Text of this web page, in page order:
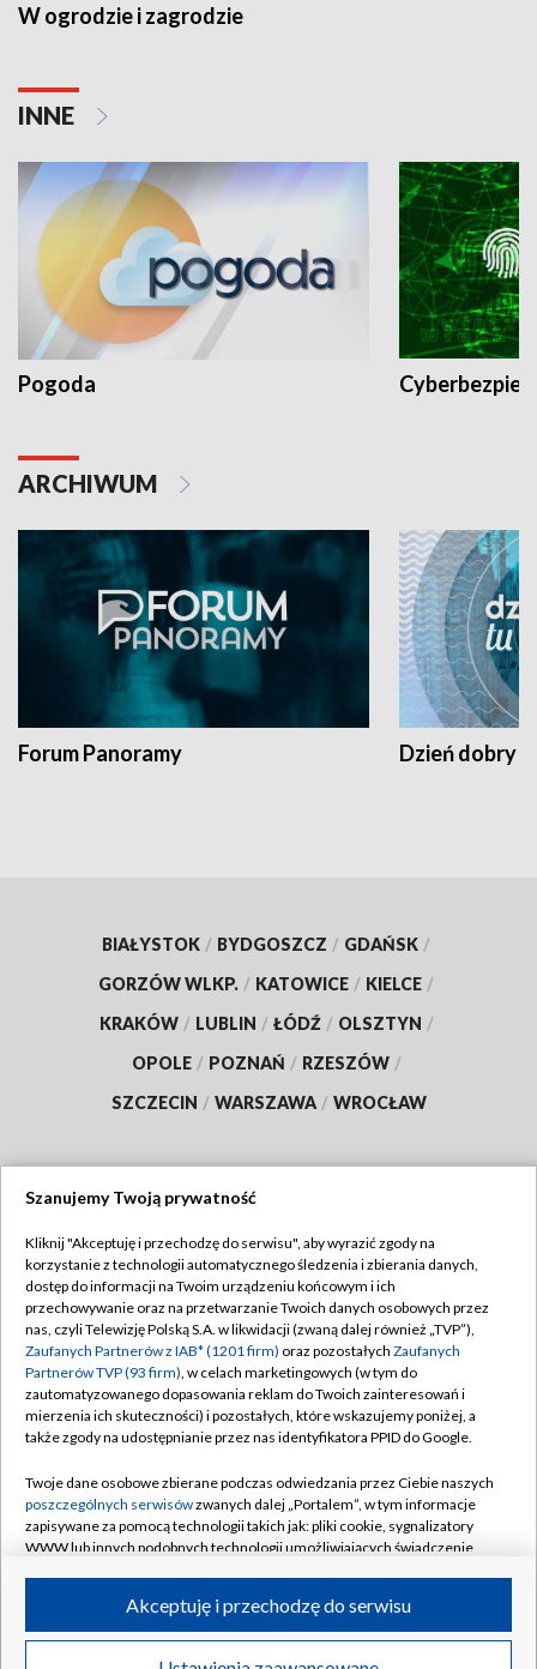
W ogrodzie i zagrodzie
INNE
Pogoda
ARCHIWUM
Forum Panoramy Dzień dobry
BIAŁYSTOK / BYDGOSZCZ / GDAŃSK /
GORZÓW WLKP. / KATOWICE / KIELCE /
KRAKÓW / LUBLIN / ŁÓDŹ / OLSZTYN /
OPOLE / POZNAŃ / RZESZÓW /
SZCZECIN / WARSZAWA / WROCŁAW
TVP
Abonament TVP
Emisja w TVP
Centrum informacji TVP
Naziemna Telewizja Cyfrowa
Rada Programowa
System NOS
Informacje o nadawcy
Program dla prasy
Regulamin TVP
Polityka prywatności
Moje zgody
Pomoc
Kontakt
Kanały
©2026 Telewizja Polska S.A. w likwidacji
Szanujemy Twoją prywatność
Kliknij "Akceptuję i przechodzę do serwisu", aby wyrazić zgody na
korzystanie z technologii automatycznego śledzenia i zbierania danych,
dostęp do informacji na Twoim urządzeniu końcowym i ich
przechowywanie oraz na przetwarzanie Twoich danych osobowych przez
nas, czyli Telewizję Polską S.A. w likwidacji (zwaną dalej również „TVP”),
Zaufanych Partnerów z IAB* (1201 firm) oraz pozostałych Zaufanych
Partnerów TVP (93 firm), w celach marketingowych (w tym do
zautomatyzowanego dopasowania reklam do Twoich zainteresowań i
mierzenia ich skuteczności) i pozostałych, które wskazujemy poniżej, a
także zgody na udostępnianie przez nas identyfikatora PPID do Google.
Twoje dane osobowe zbierane podczas odwiedzania przez Ciebie naszych
poszczególnych serwisówzwanych dalej „Portalem”, w tym informacje
zapisywane za pomocą technologii takich jak: pliki cookie, sygnalizatory
WWW lub innych podobnych technologii umożliwiających świadczenie
ruchu w Internecie.
Twoje dane osobowe zbierane podczas odwiedzania przez Ciebie
Akceptuję i przechodzę do serwisu